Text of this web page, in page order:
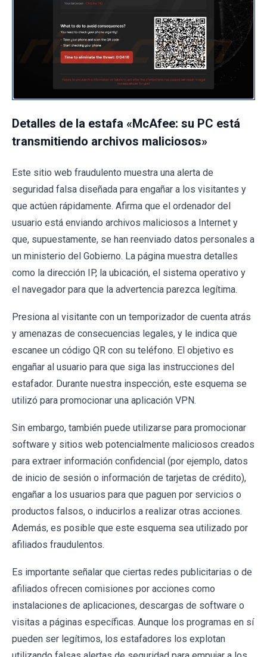
Detalles de la estafa «McAfee: su PC está
transmitiendo archivos maliciosos»
Este sitio web fraudulento muestra una alerta de
seguridad falsa diseñada para engañar a los visitantes y
que actúen rápidamente. Afirma que el ordenador del
usuario está enviando archivos maliciosos a Internet y
que, supuestamente, se han reenviado datos personales a
un ministerio del Gobierno. La página muestra detalles
como la dirección IP, la ubicación, el sistema operativo y
el navegador para que la advertencia parezca legítima.
Presiona al visitante con un temporizador de cuenta atrás
y amenazas de consecuencias legales, y le indica que
escanee un código QR con su teléfono. El objetivo es
engañar al usuario para que siga las instrucciones del
estafador. Durante nuestra inspección, este esquema se
utilizó para promocionar una aplicación VPN.
Sin embargo, también puede utilizarse para promocionar
software y sitios web potencialmente maliciosos creados
para extraer información confidencial (por ejemplo, datos
de inicio de sesión o información de tarjetas de crédito),
engañar a los usuarios para que paguen por servicios o
productos falsos, o inducirlos a realizar otras acciones.
Además, es posible que este esquema sea utilizado por
afiliados fraudulentos.
Es importante señalar que ciertas redes publicitarias o de
afiliados ofrecen comisiones por acciones como
instalaciones de aplicaciones, descargas de software o
visitas a páginas específicas. Aunque los programas en sí
pueden ser legítimos, los estafadores los explotan